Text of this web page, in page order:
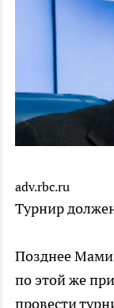
adv.rbc.ru
Турнир
Позднее
по этой же
провести